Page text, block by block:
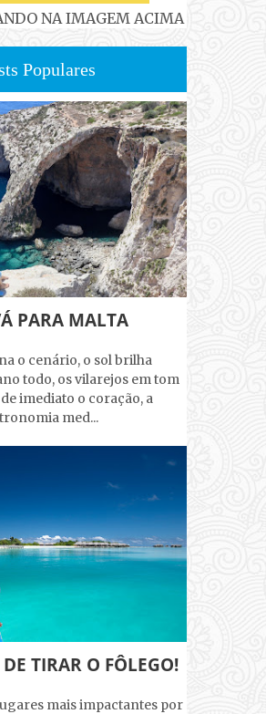
NA IMAGEM ACIMA
Populares
PARA MALTA
o cenário, o sol brilha
todo, os vilarejos em tom
imediato o coração, a
med...
TIRAR O FÔLEGO!
mais impactantes por